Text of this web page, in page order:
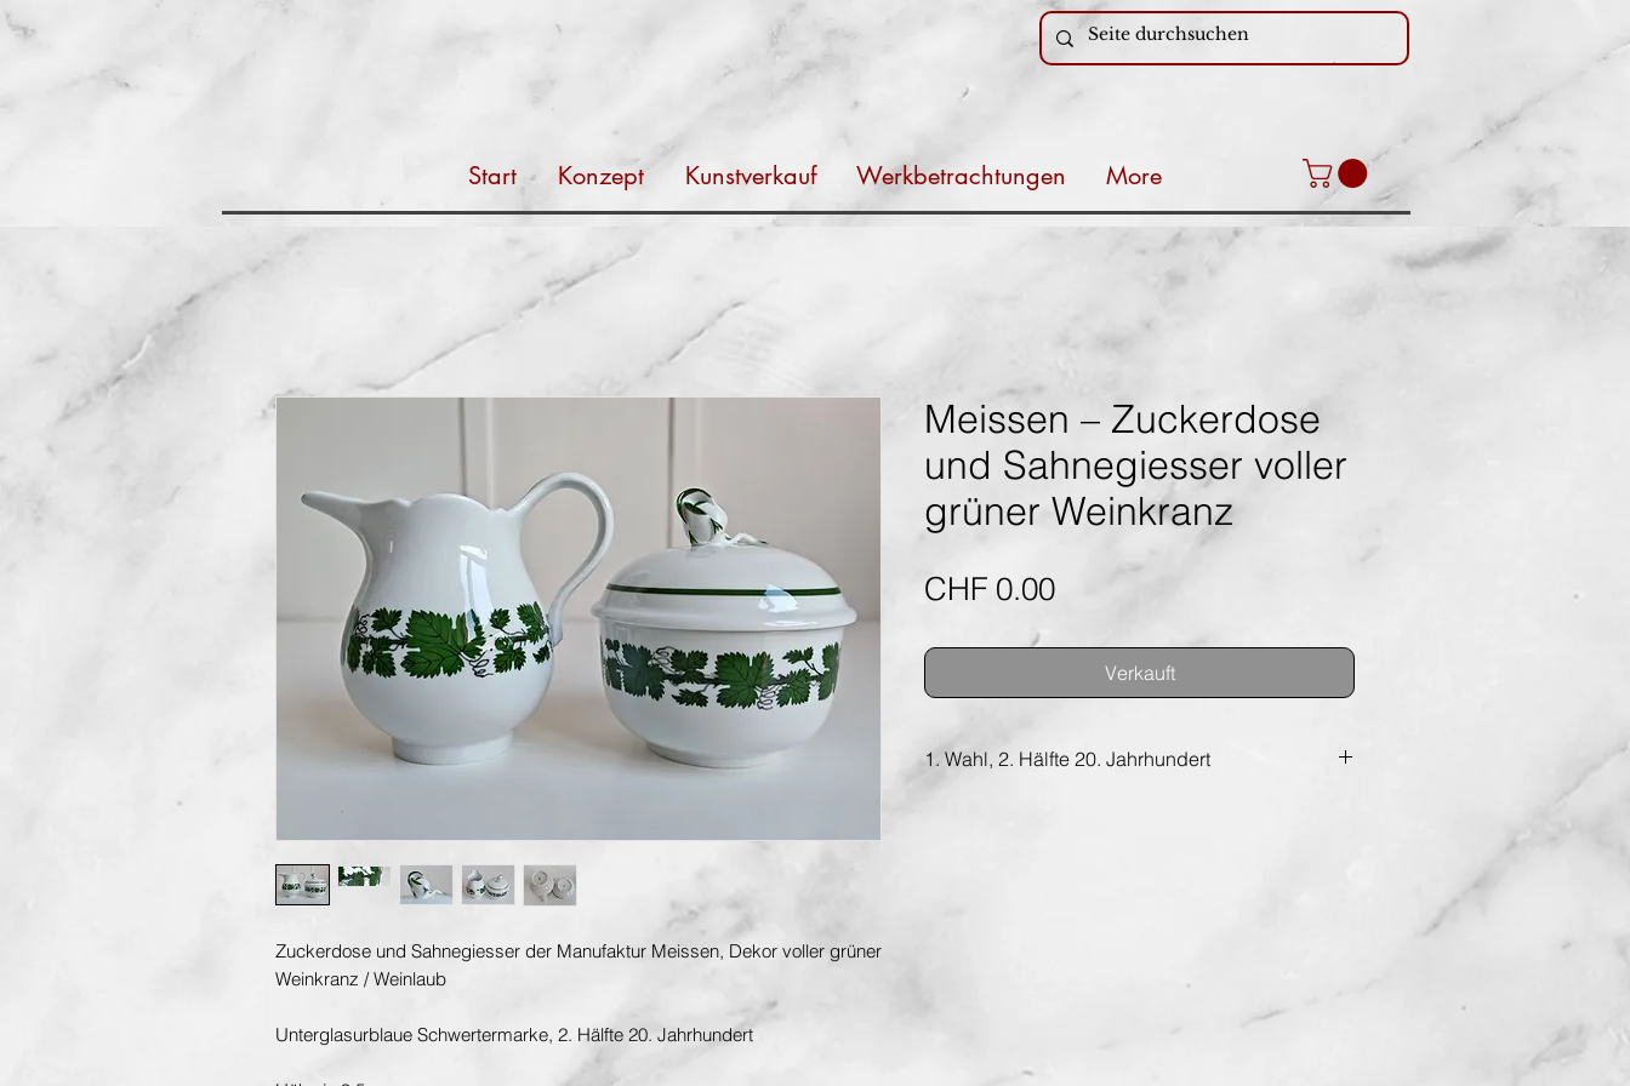
Start Konzept Kunstverkauf Werkbetrachtungen More
Zuckerdose und Sahnegiesser der Manufaktur Meissen, Dekor voller grüner
Weinkranz / Weinlaub
Unterglasurblaue Schwertermarke, 2. Hälfte 20. Jahrhundert
Meissen – Zuckerdose
und Sahnegiesser voller
grüner Weinkranz
CHF 0.00Preis
Verkauft
1. Wahl, 2. Hälfte 20. Jahrhundert